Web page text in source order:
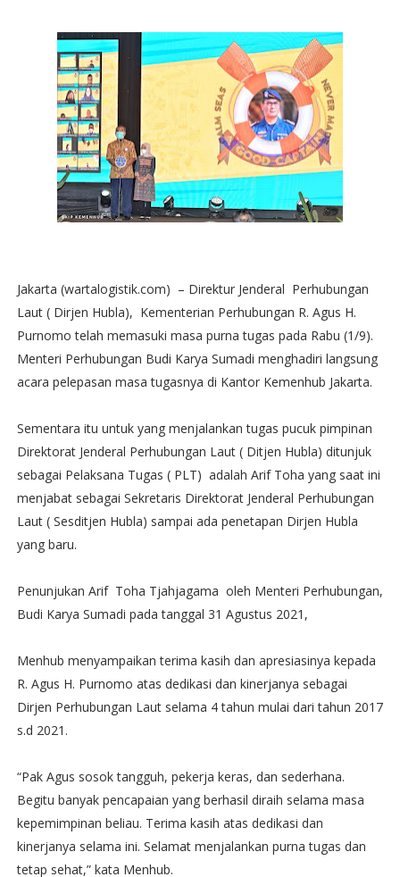
Jakarta (wartalogistik.com) – Direktur Jenderal Perhubungan
Laut ( Dirjen Hubla), Kementerian Perhubungan R. Agus H.
Purnomo telah memasuki masa purna tugas pada Rabu (1/9).
Menteri Perhubungan Budi Karya Sumadi menghadiri langsung
acara pelepasan masa tugasnya di Kantor Kemenhub Jakarta.
Sementara itu untuk yang menjalankan tugas pucuk pimpinan
Direktorat Jenderal Perhubungan Laut ( Ditjen Hubla) ditunjuk
sebagai Pelaksana Tugas ( PLT) adalah Arif Toha yang saat ini
menjabat sebagai Sekretaris Direktorat Jenderal Perhubungan
Laut ( Sesditjen Hubla) sampai ada penetapan Dirjen Hubla
yang baru.
Penunjukan Arif Toha Tjahjagama oleh Menteri Perhubungan,
Budi Karya Sumadi pada tanggal 31 Agustus 2021,
Menhub menyampaikan terima kasih dan apresiasinya kepada
R. Agus H. Purnomo atas dedikasi dan kinerjanya sebagai
Dirjen Perhubungan Laut selama 4 tahun mulai dari tahun 2017
s.d 2021.
“Pak Agus sosok tangguh, pekerja keras, dan sederhana.
Begitu banyak pencapaian yang berhasil diraih selama masa
kepemimpinan beliau. Terima kasih atas dedikasi dan
kinerjanya selama ini. Selamat menjalankan purna tugas dan
tetap sehat,” kata Menhub.